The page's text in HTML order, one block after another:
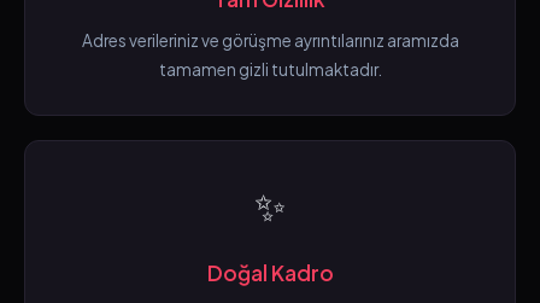
Adres verileriniz ve görüşme ayrıntılarınız aramızda
tamamen gizli tutulmaktadır.
✨
Doğal Kadro